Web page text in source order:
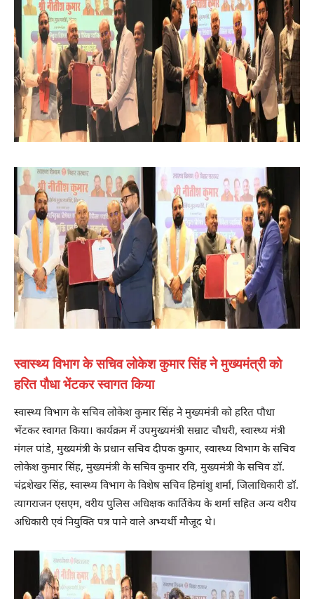
स्वास्थ्य विभाग के सचिव लोकेश कुमार सिंह ने मुख्यमंत्री को
हरित पौधा भेंटकर स्वागत किया
स्वास्थ्य विभाग के सचिव लोकेश कुमार सिंह ने मुख्यमंत्री को हरित पौधा
भेंटकर स्वागत किया। कार्यक्रम में उपमुख्यमंत्री सम्राट चौधरी, स्वास्थ्य मंत्री
मंगल पांडे, मुख्यमंत्री के प्रधान सचिव दीपक कुमार, स्वास्थ्य विभाग के सचिव
लोकेश कुमार सिंह, मुख्यमंत्री के सचिव कुमार रवि, मुख्यमंत्री के सचिव डॉ.
चंद्रशेखर सिंह, स्वास्थ्य विभाग के विशेष सचिव हिमांशु शर्मा, जिलाधिकारी डॉ.
त्यागराजन एसएम, वरीय पुलिस अधिक्षक कार्तिकेय के शर्मा सहित अन्य वरीय
अधिकारी एवं नियुक्ति पत्र पाने वाले अभ्यर्थी मौजूद थे।